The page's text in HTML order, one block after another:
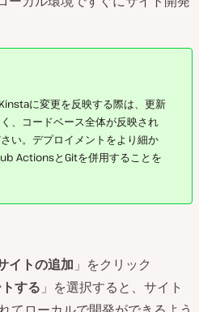
に変更を反映する際は、更新
、コードベース全体が反映され
い。デプロイメントをより細か
ActionsとGitを併用することを
イトの追加 」をクリック
する 」を選択すると、サイト